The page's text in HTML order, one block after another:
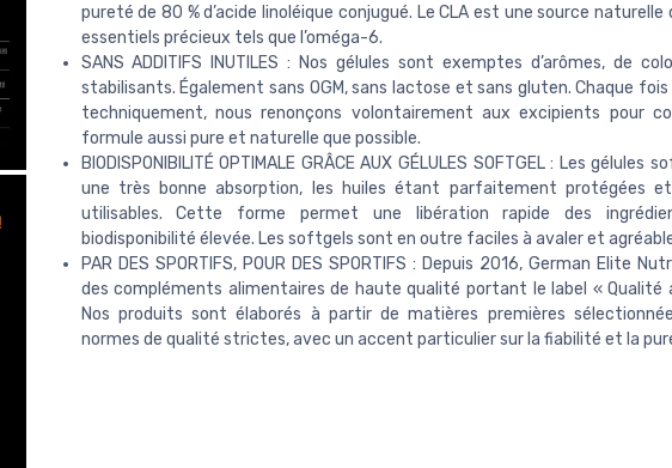
pureté de 80 % d’acide linoléique conjugué. Le CLA est une source naturelle
essentiels précieux tels que l’oméga-6.
SANS ADDITIFS INUTILES : Nos gélules sont exemptes d’arômes, de
stabilisants. Également sans OGM, sans lactose et sans gluten. Chaque fois
techniquement, nous renonçons volontairement aux excipients pour
formule aussi pure et naturelle que possible.
BIODISPONIBILITÉ OPTIMALE GRÂCE AUX GÉLULES SOFTGEL : Les gélules
une très bonne absorption, les huiles étant parfaitement protégées
utilisables. Cette forme permet une libération rapide des
biodisponibilité élevée. Les softgels sont en outre faciles à avaler et
PAR DES SPORTIFS, POUR DES SPORTIFS : Depuis 2016, German Elite
des compléments alimentaires de haute qualité portant le label « Qualité
Nos produits sont élaborés à partir de matières premières
normes de qualité strictes, avec un accent particulier sur la fiabilité et la